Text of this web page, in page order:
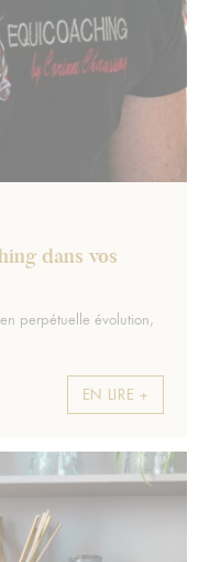
dans vos
perpétuelle évolution,
EN LIRE +